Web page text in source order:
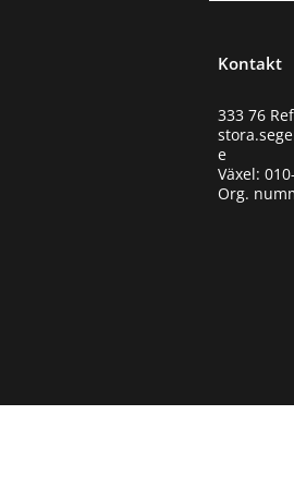
Kontakt
333 76
e
Växel:
Org.